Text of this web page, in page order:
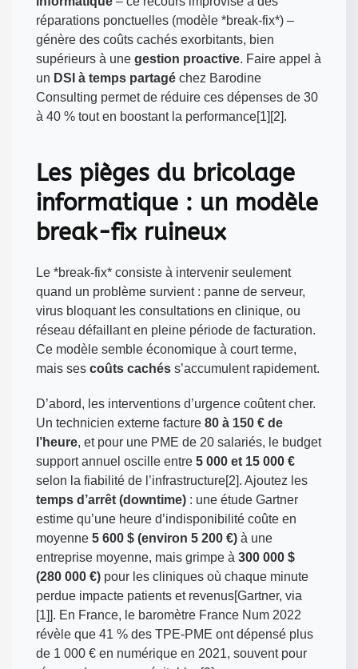
réparations ponctuelles (modèle *break-fix*) –
génère des coûts cachés exorbitants, bien
supérieurs à une gestion proactive. Faire appel à
un DSI à temps partagé chez Barodine
Consulting permet de réduire ces dépenses de 30
à 40 % tout en boostant la performance[1][2].
Les pièges du bricolage
informatique : un modèle
break-fix ruineux
Le *break-fix* consiste à intervenir seulement
quand un problème survient : panne de serveur,
virus bloquant les consultations en clinique, ou
réseau défaillant en pleine période de facturation.
Ce modèle semble économique à court terme,
mais ses coûts cachés s’accumulent rapidement.
D’abord, les interventions d’urgence coûtent cher.
Un technicien externe facture 80 à 150 € de
l’heure, et pour une PME de 20 salariés, le budget
support annuel oscille entre 5 000 et 15 000 €
selon la fiabilité de l’infrastructure[2]. Ajoutez les
temps d’arrêt (downtime) : une étude Gartner
estime qu’une heure d’indisponibilité coûte en
moyenne 5 600 $ (environ 5 200 €) à une
entreprise moyenne, mais grimpe à 300 000 $
(280 000 €) pour les cliniques où chaque minute
perdue impacte patients et revenus[Gartner, via
[1]]. En France, le baromètre France Num 2022
révèle que 41 % des TPE-PME ont dépensé plus
de 1 000 € en numérique en 2021, souvent pour